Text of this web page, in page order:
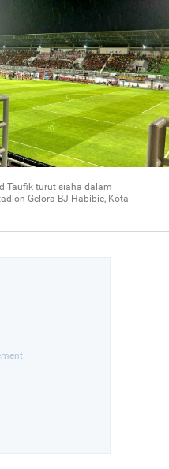
Taufik turut siaha dalam
Gelora BJ Habibie, Kota